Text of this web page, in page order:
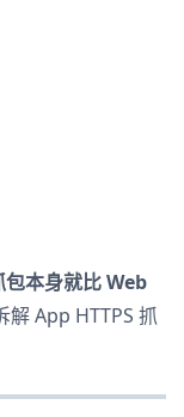
包本身就比 Web
App HTTPS 抓